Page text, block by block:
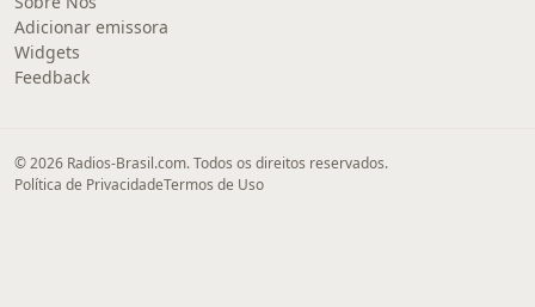
Adicionar emissora
Widgets
Feedback
© 2026 Radios-Brasil.com. Todos os direitos reservados.
Política de PrivacidadeTermos de Uso